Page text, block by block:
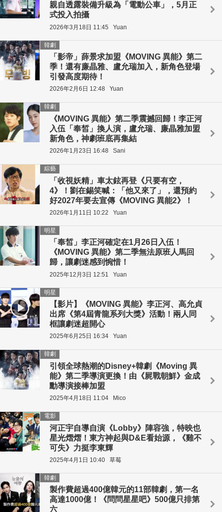
親自透露裝備升級為「電動公車」，5月正
式投入拍攝
2026年3月18日 11:45 Yuan
「影帝」薛景求加盟《MOVING 異能》第二
季！還有廉晶雅、盧允瑞加入，新角色登場
引發高度期待！
韓劇
2026年2月6日 12:48 Yuan
《MOVING 異能》第二季震撼回歸！李正河
入伍「奉皙」換人演，盧允瑞、廉晶雅加盟
新角色，神劇班底再集結
韓劇
2026年1月23日 16:48 Sani
「收視妖精」車太鉉再登《只要有空，
4》！劉在錫笑喊：「他又來了」，還預約
好2027年要去宣傳《MOVING 異能2》！
綜藝
2026年1月11日 10:22 Yuan
「奉皙」李正河確定在1月26日入伍！
《MOVING 異能》第二季無法原班人馬回
歸，讓劇迷感到惋惜！
明星
2025年12月3日 12:51 Yuan
【影片】《MOVING 異能》李正河、高允貞
出席《第4屆青龍系列大獎》活動！兩人同
框讓劇迷超開心
明星
2025年6月25日 16:34 Yuan
引領全球熱潮的Disney+韓劇《Moving 異
能》第二季導演更換！由《屍戰朝鮮》金成
勳導演接棒加盟
韓劇
2025年4月18日 11:04 Mico
河正宇自導自演《Lobby》陣容強，特映也
星光熠熠！東方神起與D&E看始源，《雞不
可失》力挺李東輝
電影
2025年4月1日 10:40 草莓
製作費超過400億韓元的11部韓劇，第一名
高達1000億！《問問星星吧》500億只排第
六
韓劇